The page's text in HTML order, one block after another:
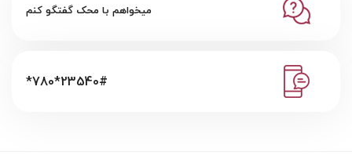
میخواهم با محک گفتگو کنم
*780*23540#